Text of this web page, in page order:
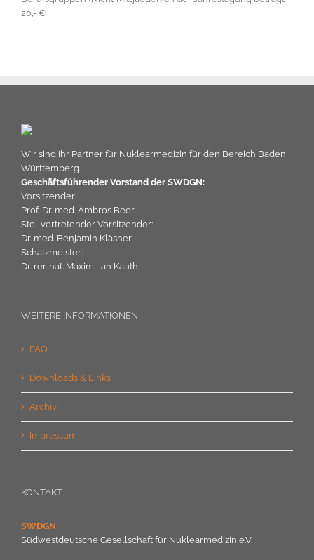
20,‐ €
Wir sind Ihr Partner für Nuklearmedizin für den Bereich Baden
Württemberg.
Geschäftsführender Vorstand der SWDGN:
Vorsitzender:
Prof. Dr. med. Ambros Beer
Stellvertretender Vorsitzender:
Dr. med. Benjamin Kläsner
Schatzmeister:
Dr. rer. nat. Maximilian Kauth
WEITERE INFORMATIONEN
FAQ
Downloads & Links
Archiv
Impressum
KONTAKT
SWDGN
Südwestdeutsche Gesellschaft für Nuklearmedizin e.V.